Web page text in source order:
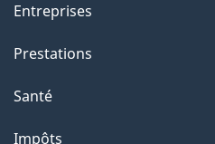
Entreprises
Prestations
Santé
Impôts